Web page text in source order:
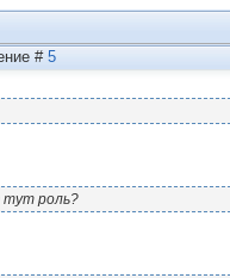
# 5
тут роль?